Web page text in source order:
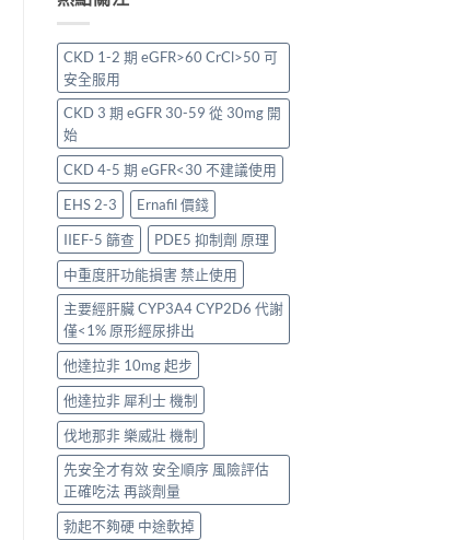
CKD 1-2 期 eGFR>60 CrCl>50 可
安全服用
CKD 3 期 eGFR 30-59 從 30mg 開
始
CKD 4-5 期 eGFR<30 不建議使用
EHS 2-3
Ernafil 價錢
IIEF-5 篩查
PDE5 抑制劑 原理
中重度肝功能損害 禁止使用
主要經肝臟 CYP3A4 CYP2D6 代謝
僅<1% 原形經尿排出
他達拉非 10mg 起步
他達拉非 犀利士 機制
伐地那非 樂威壯 機制
先安全才有效 安全順序 風險評估
正確吃法 再談劑量
勃起不夠硬 中途軟掉